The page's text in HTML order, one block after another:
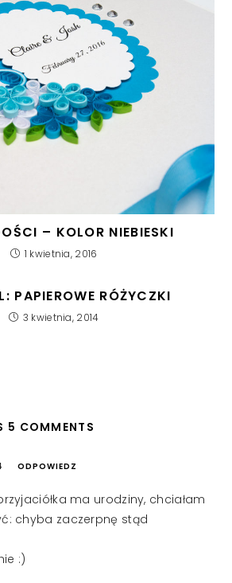
– KOLOR NIEBIESKI
1 kwietnia, 2016
PAPIEROWE RÓŻYCZKI
3 kwietnia, 2014
5 COMMENTS
ODPOWIEDZ
ma urodziny, chciałam
chyba zaczerpnę stąd
:)